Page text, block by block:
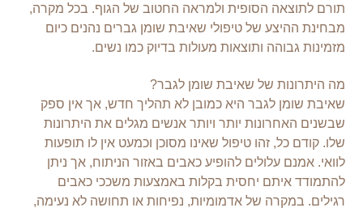
תורם לתוצאה הסופית ולמראה החטוב של הגוף. בכל מקרה,
מבחינת ההיצע של טיפולי שאיבת שומן גברים נהנים כיום
מזמינות גבוהה ותוצאות מעולות בדיוק כמו נשים.
מה היתרונות של שאיבת שומן לגבר?
שאיבת שומן לגבר היא כמובן לא תהליך חדש, אך אין ספק
שבשנים האחרונות יותר ויותר אנשים מגלים את היתרונות
שלו. קודם כל, זהו טיפול שאינו מסוכן וכמעט אין לו תופעות
לוואי. אמנם עלולים להופיע כאבים באזור הניתוח, אך ניתן
להתמודד איתם יחסית בקלות באמצעות משככי כאבים
רגילים. במקרה של אדמומיות, נפיחות או תחושה לא נעימה,